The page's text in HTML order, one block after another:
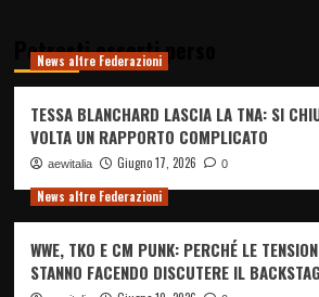
Potresti esserti perso
News altre Federazioni
TESSA BLANCHARD LASCIA LA TNA: SI
VOLTA UN RAPPORTO COMPLICATO
aewitalia Giugno 17, 2026 0
News altre Federazioni
WWE, TKO E CM PUNK: PERCHÉ LE
STANNO FACENDO DISCUTERE IL